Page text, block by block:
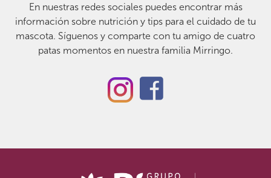
En nuestras redes sociales puedes encontrar más
información sobre nutrición y tips para el cuidado de tu
mascota. Síguenos y comparte con tu amigo de cuatro
patas momentos en nuestra familia Mirringo.